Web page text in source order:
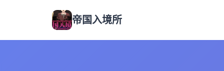
帝国入境所